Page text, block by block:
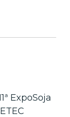
ExpoSoja